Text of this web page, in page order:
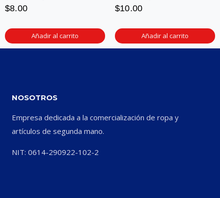
$8.00
Añadir al carrito
$10.00
Añadir al carrito
NOSOTROS
Empresa dedicada a la comercialización de ropa y
artículos de segunda mano.
NIT: 0614-290922-102-2